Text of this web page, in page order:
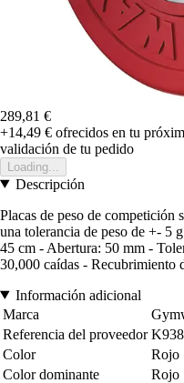
289,81 €
+14,49 € ofrecidos en tu
validación de tu pedido
Loading...
Descripción
Placas de peso de competición
una tolerancia de peso de +- 5
45 cm - Abertura: 50 mm -
30,000 caídas - Recubrimiento
Información adicional
Marca
Referencia del proveedor
Color
Rojo
Color dominante
Rojo